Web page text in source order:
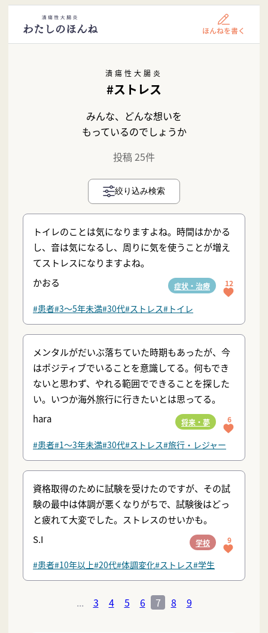
潰瘍性大腸炎
#ストレス
みんな、どんな想いを
もっているのでしょうか
投稿 25件
絞り込み検索
トイレのことは気になりますよね。時間はかかる
し、音は気になるし、周りに気を使うことが増え
てストレスになりますよね。
かおる
症状・治療 12
#患者#3〜5年未満#30代#ストレス#トイレ
メンタルがだいぶ落ちていた時期もあったが、今
はポジティブでいることを意識してる。何もでき
ないと思わず、やれる範囲でできることを探した
い。いつか海外旅行に行きたいとは思ってる。
hara
将来・夢 6
#患者#1〜3年未満#30代#ストレス#旅行・レジャー
資格取得のために試験を受けたのですが、その試
験の最中は体調が悪くなりがちで、試験後はどっ
と疲れて大変でした。ストレスのせいかも。
S.I
学校 9
#患者#10年以上#20代#体調変化#ストレス#学生
... 3 4 5 6 7 8 9